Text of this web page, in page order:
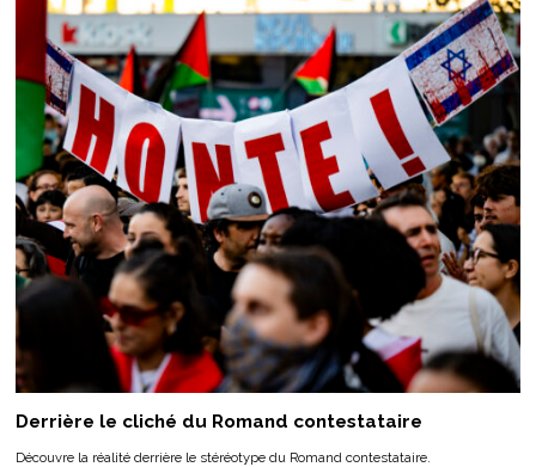
Derrière le cliché du Romand contestataire
Découvre la réalité derrière le stéréotype du Romand contestataire.